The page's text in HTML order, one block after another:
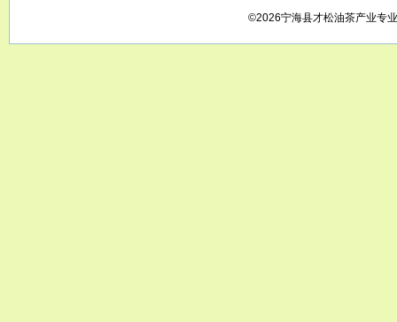
©2026宁海县才松油茶产业专